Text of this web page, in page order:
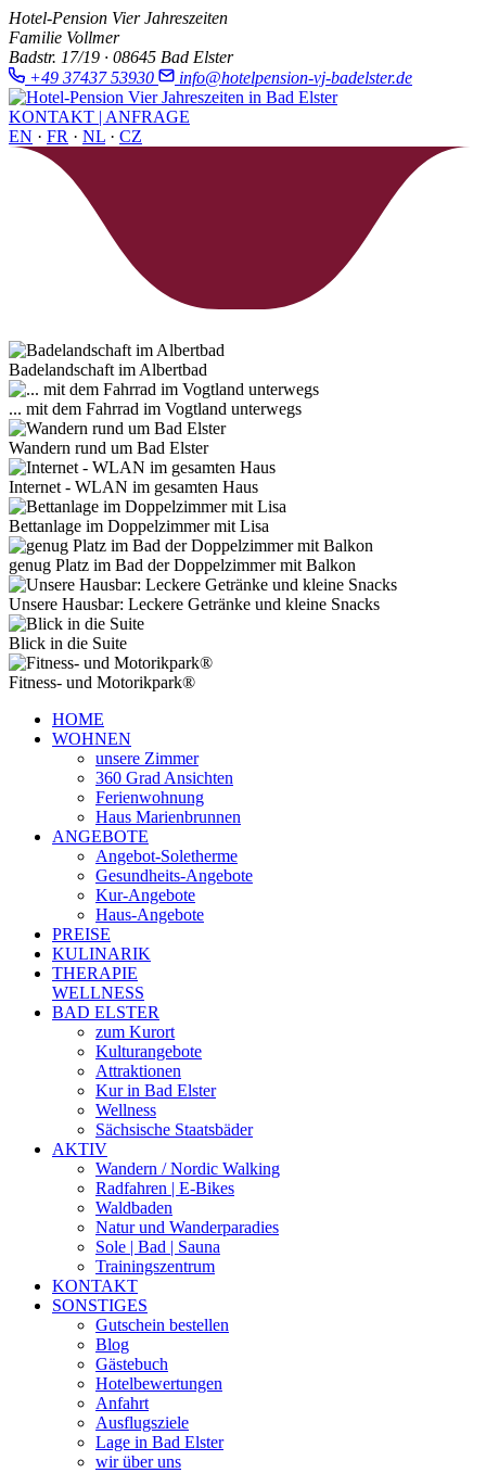
Hotel-Pension Vier Jahreszeiten
Familie Vollmer
Badstr. 17/19 · 08645 Bad Elster
+49 37437 53930
info@hotelpension-vj-badelster.de
KONTAKT | ANFRAGE
EN · FR · NL · CZ
Badelandschaft im Albertbad
... mit dem Fahrrad im Vogtland unterwegs
Wandern rund um Bad Elster
Internet - WLAN im gesamten Haus
Bettanlage im Doppelzimmer mit Lisa
genug Platz im Bad der Doppelzimmer mit Balkon
Unsere Hausbar: Leckere Getränke und kleine Snacks
Blick in die Suite
Fitness- und Motorikpark®
HOME
WOHNEN
unsere Zimmer
360 Grad Ansichten
Ferienwohnung
Haus Marienbrunnen
ANGEBOTE
Angebot-Soletherme
Gesundheits-Angebote
Kur-Angebote
Haus-Angebote
PREISE
KULINARIK
THERAPIE
WELLNESS
BAD ELSTER
zum Kurort
Kulturangebote
Attraktionen
Kur in Bad Elster
Wellness
Sächsische Staatsbäder
AKTIV
Wandern / Nordic Walking
Radfahren | E-Bikes
Waldbaden
Natur und Wanderparadies
Sole | Bad | Sauna
Trainingszentrum
KONTAKT
SONSTIGES
Gutschein bestellen
Blog
Gästebuch
Hotelbewertungen
Anfahrt
Ausflugsziele
Lage in Bad Elster
wir über uns